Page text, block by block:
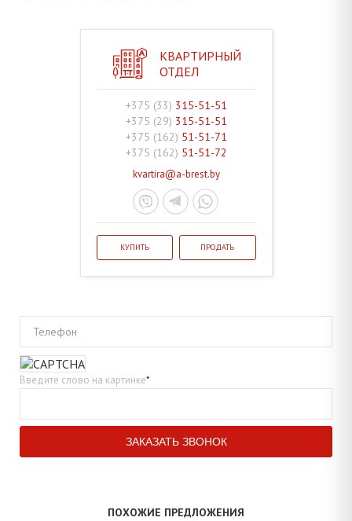
КВАРТИРНЫЙ
ОТДЕЛ
+375 (33) 315-51-51
+375 (29) 315-51-51
+375 (162) 51-51-71
+375 (162) 51-51-72
kvartira@a-brest.by
КУПИТЬ ПРОДАТЬ
Телефон
Введите слово на картинке*
ПОХОЖИЕ ПРЕДЛОЖЕНИЯ